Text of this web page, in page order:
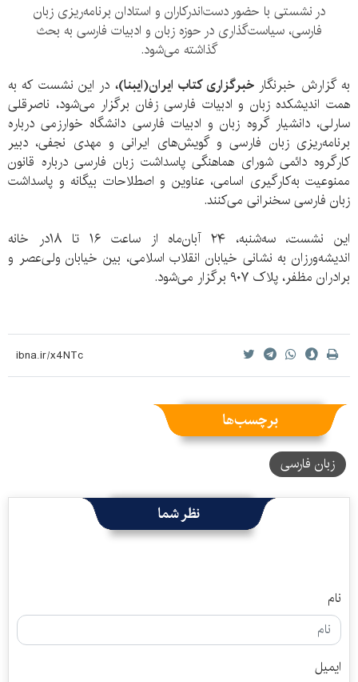
در نشستی با حضور دست‌اندرکاران و استادان برنامه‌ریزی زبان
فارسی، سیاست‌گذاری در حوزه زبان و ادبیات فارسی به بحث
گذاشته می‌شود.
به گزارش خبرنگار خبرگزاری کتاب ایران(ایبنا)، در این نشست که به
همت اندیشکده زبان و ادبیات فارسی زفان برگزار می‌شود، ناصرقلی
سارلی، دانشیار گروه زبان و ادبیات فارسی دانشگاه خوارزمی درباره
برنامه‌ریزی زبان فارسی و گویش‌های ایرانی و مهدی نجفی، دبیر
کارگروه دائمی شورای هماهنگی پاسداشت زبان فارسی درباره قانون
ممنوعیت به‌کارگیری اسامی، عناوین و اصطلاحات بیگانه و پاسداشت
زبان فارسی سخنرانی می‌کنند.
این نشست، سه‌شنبه، ۲۴ آبان‌ماه از ساعت ۱۶ تا ۱۸در خانه
اندیشه‌ورزان به نشانی خیابان انقلاب اسلامی، بین خیابان ولی‌عصر و
برادران مظفر، پلاک ۹۰۷ برگزار می‌شود.
برچسب‌ها
زبان فارسی
نظر شما
نام
ایمیل